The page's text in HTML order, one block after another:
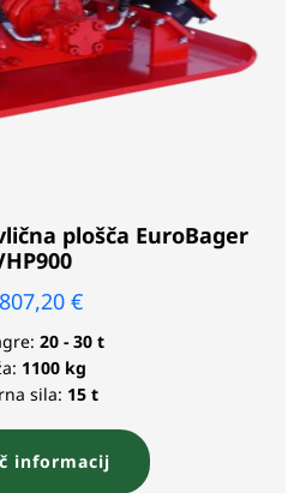
plošča EuroBager
€
20 - 30 t
1100 kg
sila: 15 t
informacij